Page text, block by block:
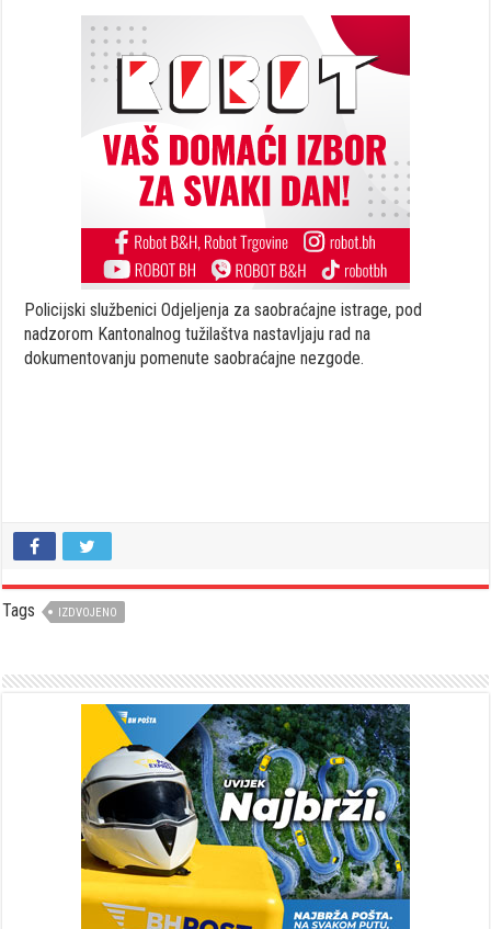
Policijski službenici Odjeljenja za saobraćajne istrage, pod
nadzorom Kantonalnog tužilaštva nastavljaju rad na
dokumentovanju pomenute saobraćajne nezgode.
Tags IZDVOJENO